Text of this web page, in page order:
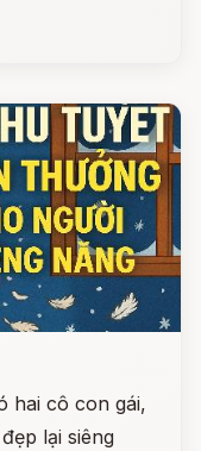
hai cô con gái,
lại siêng